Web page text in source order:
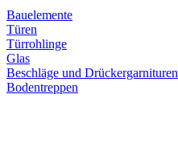
Bauelemente
Türen
Türrohlinge
Glas
Beschläge und Drückergarnituren
Bodentreppen